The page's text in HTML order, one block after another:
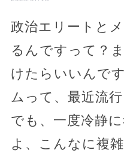
政治エリートと
るんですって？
けたらいいんで
ムって、最近流
でも、一度冷静
よ、こんなに複